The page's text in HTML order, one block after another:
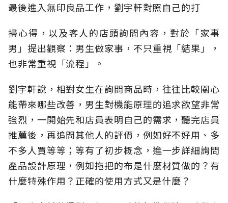
最後進入無印良品工作，劉宇軒對照自己的打
掃心得，以及客人的店頭詢問內容，對於「家事
男」提出觀察：男生做家事，不只重視「結果」，
也非常重視「流程」。
劉宇軒說，相對女生在詢問商品時，往往比較關心
能帶來哪些改善，男生對機能原理的追求欲望非常
強烈，一開始先和店員表明自己的需求，聽完店員
推薦後，再追問其他人的評價，例如好不好用、多
不多人買等等；等有了初步概念，進一步詳細詢問
產品設計原理，例如拖把的布是什麼材質做的？有
什麼特殊作用？正確的使用方式又是什麼？